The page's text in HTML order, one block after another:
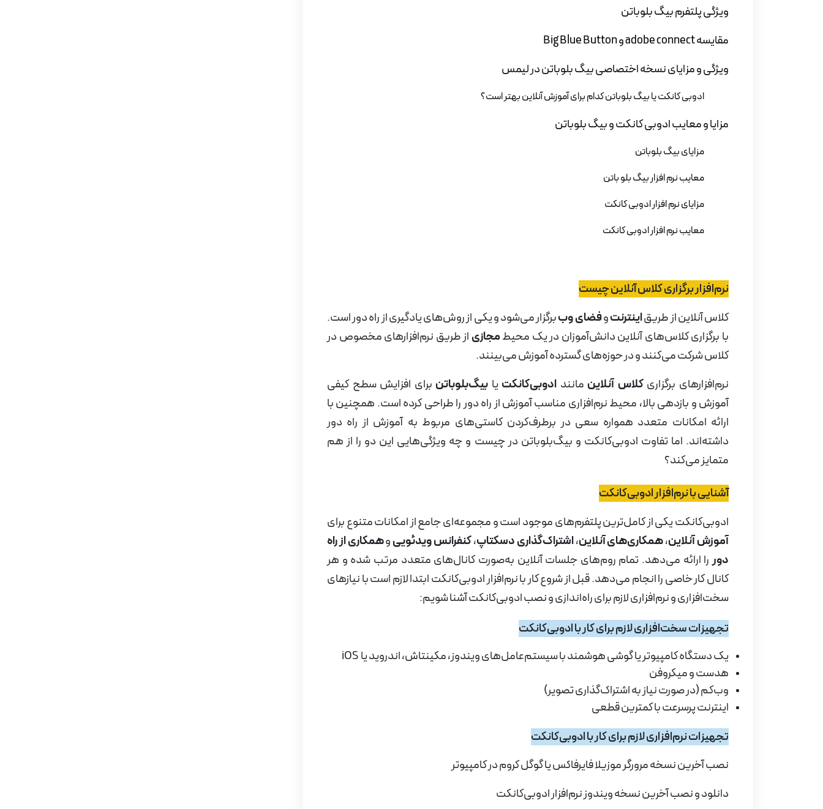
ویژگی پلتفرم بیگ بلوباتن
مقایسه adobe connect و Big Blue Button
ویژگی و مزایای نسخه اختصاصی بیگ بلوباتن در لیمس
ادوبی کانکت یا بیگ بلوباتن کدام برای آموزش آنلاین بهتر است؟
مزایا و معایب ادوبی کانکت و بیگ بلوباتن
مزایای بیگ بلوباتن
معایب نرم افزار بیگ بلو باتن
مزایای نرم افزار ادوبی کانکت
معایب نرم افزار ادوبی کانکت
نرم‌افزار برگزاری کلاس آنلاین چیست
کلاس آنلاین از طریقاینترنتوفضای وببرگزار می‌شود و یکی از روش‌های یادگیری از راه دور است.
با برگزاری کلاس‌های آنلاین دانش‌آموزان در یک محیطمجازی از طریق نر‌م‌افزارهای مخصوص در
کلاس شرکت می‌کنند و در حوزه‌های گسترده آموزش می‌بینند.
نرم‌افزارهای برگزاریکلاس آنلاین مانند ادوبی‌کانکت یا بیگ‌بلوباتن برای افزایش سطح کیفی
آموزش و بازدهی بالا، محیط نرم‌افزاری مناسب آموزش از راه دور را طراحی کرده است. همچنین با
ارائه امکانات متعدد همواره سعی در برطرف‌کردن کاستی‌های مربوط به آموزش از راه دور
داشته‌اند. اما تفاوت ادوبی‌کانکت و بیگ‌بلوباتن در چیست و چه ویژگی‌هایی این دو را از هم
متمایز می‌کند؟
آشنایی با نرم‌افزار ادوبی‌کانکت
ادوبی‌کانکت یکی از کامل‌ترین پلتفرم‌های موجود است و مجموعه‌ای جامع از امکانات متنوع برای
آموزش آنلاین،همکاری‌های آنلاین،اشتراک‌گذاری دسکتاپ،کنفرانس ویدئوییوهمکاری از راه
دوررا ارائه می‌دهد. تمام روم‌های جلسات آنلاین به‌صورت کانال‌های متعدد مرتب شده و هر
کانال کار خاصی را انجام می‌دهد. قبل ازشروع کار با نرم‌افزار ادوبی‌کانکت ابتدا لازم است با نیازهای
سخت‌افزاری و نرم‌افزاری لازم برای راه‌اندازی و نصب ادوبی‌کانکت آشنا شویم:
تجهیزات سخت‌افزاری لازم برای کار با ادوبی‌کانکت
یک دستگاه کامپیوتر یا گوشی هوشمند با سیستم‌عامل‌های ویندوز، مکینتاش، اندروید یاiOS
هدست و میکروفن
وب‌کم (در صورت نیاز به اشتراک‌گذاریتصویر)
اینترنت پرسرعت با کمترین قطعی
تجهیزات نرم‌افزاری لازم برای کار با ادوبی‌کانکت
نصب آخرین نسخه مرورگر موزیلا فایرفاکس یا گوگل کروم در کامپیوتر
دانلود و نصب آخرین نسخه ویندوز نرم‌افزار ادوبی‌کانکت